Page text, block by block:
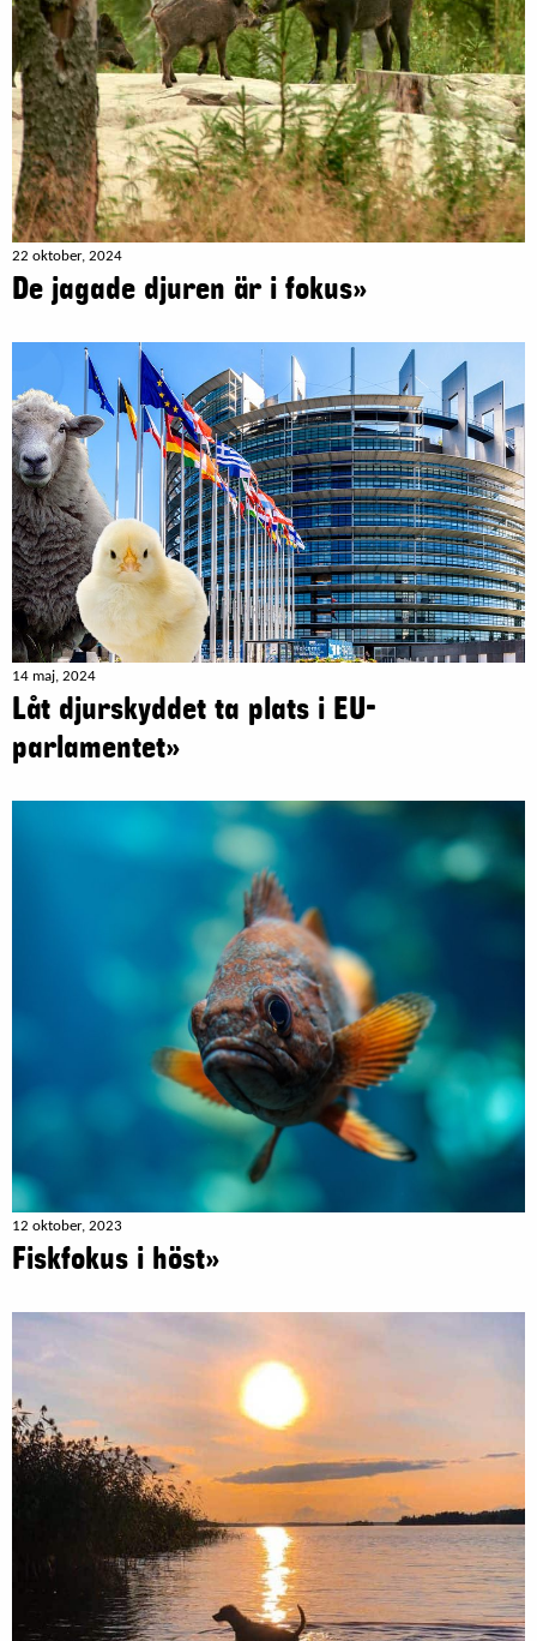
22 oktober, 2024
De jagade djuren är i fokus»
14 maj, 2024
Låt djurskyddet ta plats i EU-
parlamentet»
12 oktober, 2023
Fiskfokus i höst»